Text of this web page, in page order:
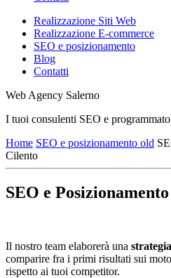
Realizzazione Siti Web
Realizzazione E-commerce
SEO e posizionamento
Blog
Contatti
Web Agency Salerno
I tuoi consulenti SEO e
Home SEO e posizionamento old
Cilento
SEO e
Il nostro team elaborerà una
comparire fra i primi risultati sui
rispetto ai tuoi competitor.